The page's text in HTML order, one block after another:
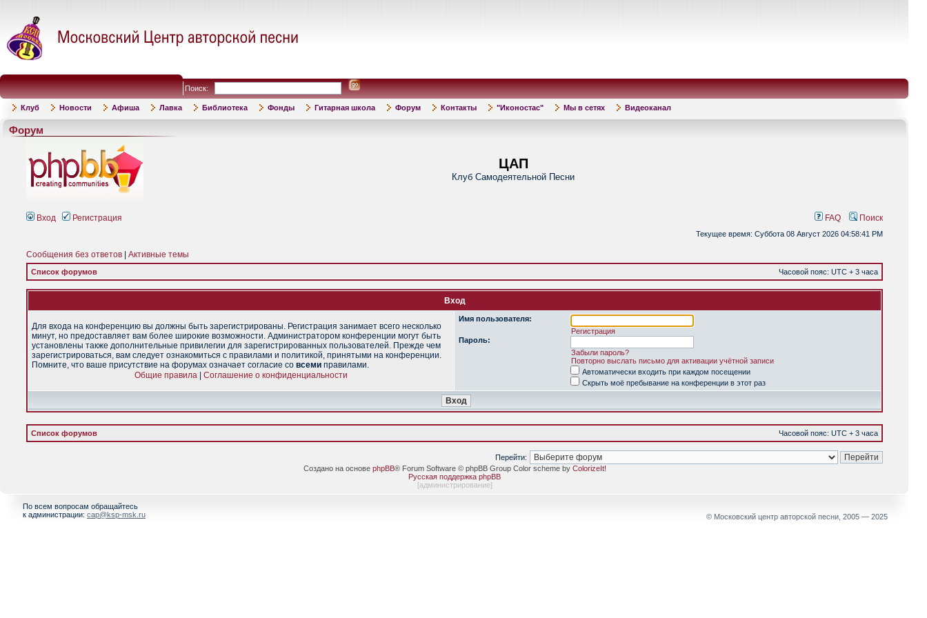
Поиск:
Клуб Новости Афиша Лавка Библиотека Фонды Гитарная школа Форум Контакты "Иконостас" Мы в сетях Видеоканал
Форум
ЦАП
Клуб Самодеятельной Песни
Вход Регистрация FAQ Поиск
Текущее время: Суббота 08 Август 2026 04:58:41 PM
Сообщения без ответов Активные темы
Список форумов Часовой пояс: UTC + 3 часа
Вход
Для входа на конференцию вы должны быть зарегистрированы. Регистрация занимает всего несколько
минут, но предоставляет вам более широкие возможности. Администратором конференции могут быть
установлены также дополнительные привилегии для зарегистрированных пользователей. Прежде чем
зарегистрироваться, вам следует ознакомиться с правилами и политикой, принятыми на конференции.
Помните, что ваше присутствие на форумах означает согласие со всеми правилами.
Общие правила
Соглашение о конфиденциальности
Имя пользователя:
Регистрация
Пароль:
Забыли пароль?
Повторно выслать письмо для активации учётной записи
Автоматически входить при каждом посещении
Скрыть моё пребывание на конференции в этот раз
Список форумов Часовой пояс: UTC + 3 часа
Перейти:
Создано на основе phpBB® Forum Software © phpBB Group Color scheme by ColorizeIt!
Русская поддержка phpBB
[администрирование]
По всем вопросам обращайтесь
к администрации: cap@ksp-msk.ru © Московский центр авторской песни, 2005 — 2025